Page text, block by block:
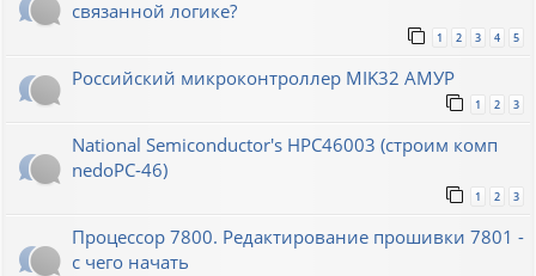
связанной логике?
1 2 3 4 5
Российский микроконтроллер MIK32 АМУР
1 2 3
National Semiconductor's HPC46003 (строим комп
nedoPC-46)
1 2 3
Процессор 7800. Редактирование прошивки 7801 -
с чего начать